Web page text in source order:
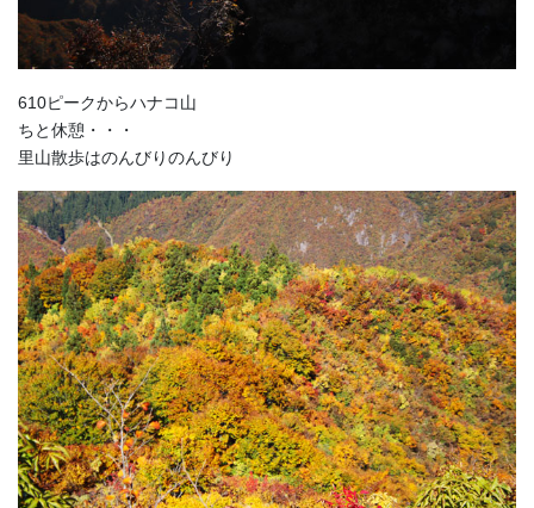
610ピークからハナコ山
ちと休憩・・・
里山散歩はのんびりのんびり